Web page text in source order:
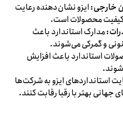
خارجی:ایزو نشان‌دهنده رعایت
کیفیت محصولات است.
مدارک استاندارد باعث
و گمرکی می‌شوند.
استاندارد باعث افزایش
استانداردهای ایزو به شرکت‌ها
جهانی بهتر با رقبا رقابت کنند.